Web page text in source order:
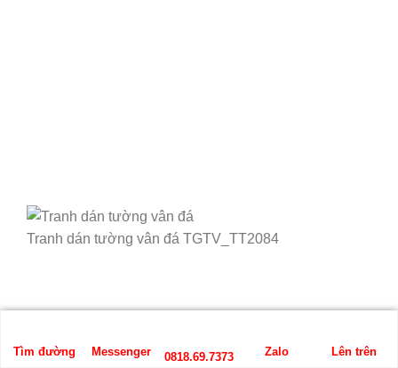
Tranh dán tường vân đá TGTV_TT2084
Tìm đường Messenger 0818.69.7373 Zalo Lên trên